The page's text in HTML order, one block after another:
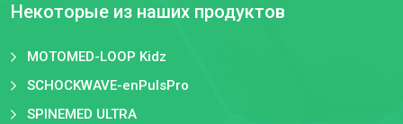
Некоторые из наших продуктов
MOTOMED-LOOP Kidz
SCHOCKWAVE-enPulsPro
SPINEMED ULTRA